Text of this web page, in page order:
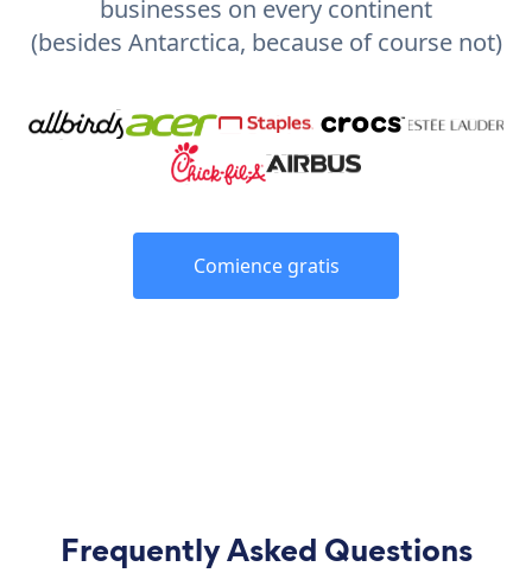
businesses on every continent
(besides Antarctica, because of course not)
Comience gratis
Frequently Asked Questions